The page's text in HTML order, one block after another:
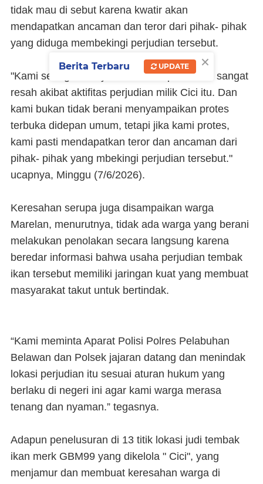
tidak mau di sebut karena kwatir akan
mendapatkan ancaman dan teror dari pihak- pihak
yang diduga membekingi perjudian tersebut.
"Kami sebagai masyarakat setempat sudah sangat
resah akibat aktifitas perjudian milik Cici itu. Dan
kami bukan tidak berani menyampaikan protes
terbuka didepan umum, tetapi jika kami protes,
kami pasti mendapatkan teror dan ancaman dari
pihak- pihak yang mbekingi perjudian tersebut."
ucapnya, Minggu (7/6/2026).
Keresahan serupa juga disampaikan warga
Marelan, menurutnya, tidak ada warga yang berani
melakukan penolakan secara langsung karena
beredar informasi bahwa usaha perjudian tembak
ikan tersebut memiliki jaringan kuat yang membuat
masyarakat takut untuk bertindak.
“Kami meminta Aparat Polisi Polres Pelabuhan
Belawan dan Polsek jajaran datang dan menindak
lokasi perjudian itu sesuai aturan hukum yang
berlaku di negeri ini agar kami warga merasa
tenang dan nyaman.” tegasnya.
Adapun penelusuran di 13 titik lokasi judi tembak
ikan merk GBM99 yang dikelola " Cici", yang
menjamur dan membuat keresahan warga di
×
Berita Terbaru UPDATE